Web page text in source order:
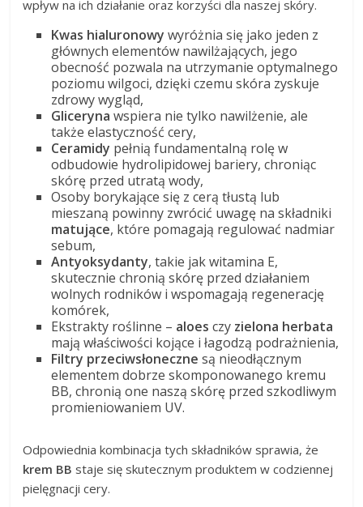
wpływ na ich działanie oraz korzyści dla naszej skóry.
Kwas hialuronowy wyróżnia się jako jeden z
głównych elementów nawilżających, jego
obecność pozwala na utrzymanie optymalnego
poziomu wilgoci, dzięki czemu skóra zyskuje
zdrowy wygląd,
Gliceryna wspiera nie tylko nawilżenie, ale
także elastyczność cery,
Ceramidy pełnią fundamentalną rolę w
odbudowie hydrolipidowej bariery, chroniąc
skórę przed utratą wody,
Osoby borykające się z cerą tłustą lub
mieszaną powinny zwrócić uwagę na składniki
matujące, które pomagają regulować nadmiar
sebum,
Antyoksydanty, takie jak witamina E,
skutecznie chronią skórę przed działaniem
wolnych rodników i wspomagają regenerację
komórek,
Ekstrakty roślinne – aloes czy zielona herbata
mają właściwości kojące i łagodzą podrażnienia,
Filtry przeciwsłoneczne są nieodłącznym
elementem dobrze skomponowanego kremu
BB, chronią one naszą skórę przed szkodliwym
promieniowaniem UV.
Odpowiednia kombinacja tych składników sprawia, że
krem BB staje się skutecznym produktem w codziennej
pielęgnacji cery.